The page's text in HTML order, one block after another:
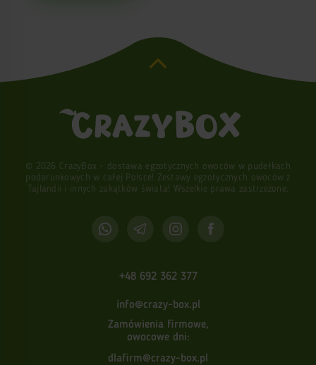
© 2026 CrazyBox - dostawa egzotycznych owoców w pudełkach
podarunkowych w całej Polsce! Zestawy egzotycznych owoców z
Tajlandii i innych zakątków świata! Wszelkie prawa zastrzeżone.
+48 692 362 377
info@crazy-box.pl
Zamówienia firmowe,
owocowe dni:
dlafirm@crazy-box.pl